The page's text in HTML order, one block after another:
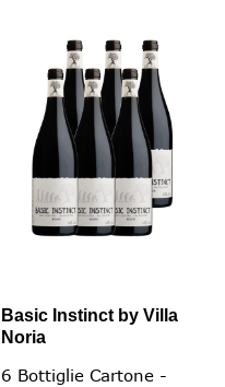
Basic Instinct by Villa
Noria
6 Bottiglie Cartone -